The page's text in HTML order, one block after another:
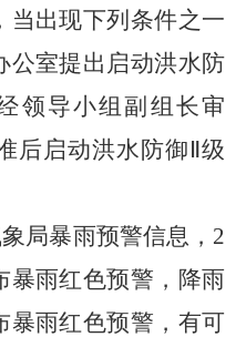
当出现下列条件之一
公室提出启动洪水防
领导小组副组长审
后启动洪水防御 级
局暴雨预警信息， 2
暴雨红色预警，降雨
暴雨红色预警，有可